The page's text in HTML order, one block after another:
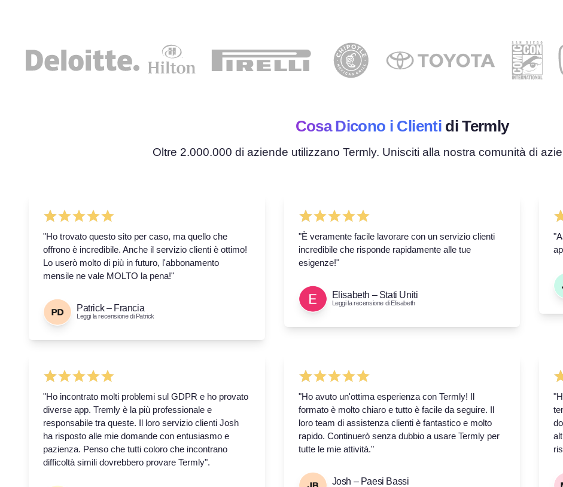
Cosa Dicono i Clientidi Termly
Oltre 2.000.000 di aziende utilizzano Termly. Unisciti alla nostra comunità di
"Ho trovato questo sito per caso, ma quello che
offrono è incredibile. Anche il servizio clienti è ottimo!
Lo userò molto di più in futuro, l'abbonamento
mensile ne vale MOLTO la pena!"
Patrick – Francia
Leggi la recensione di Patrick
"È veramente facile lavorare con un servizio clienti
incredibile che risponde rapidamente alle tue
esigenze!"
Elisabeth – Stati Uniti
Leggi la recensione di Elisabeth
"Ho incontrato molti problemi sul GDPR e ho provato
diverse app. Tremly è la più professionale e
responsabile tra queste. Il loro servizio clienti Josh
ha risposto alle mie domande con entusiasmo e
pazienza. Penso che tutti coloro che incontrano
difficoltà simili dovrebbero provare Termly".
"Ho avuto un'ottima esperienza con Termly! Il
formato è molto chiaro e tutto è facile da seguire. Il
loro team di assistenza clienti è fantastico e molto
rapido. Continuerò senza dubbio a usare Termly per
tutte le mie attività."
Josh – Paesi Bassi